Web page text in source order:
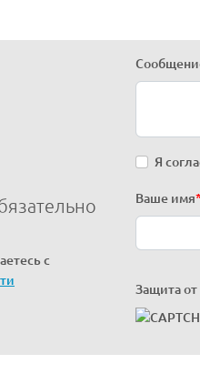
с
Я
Ваше имя*
Защита